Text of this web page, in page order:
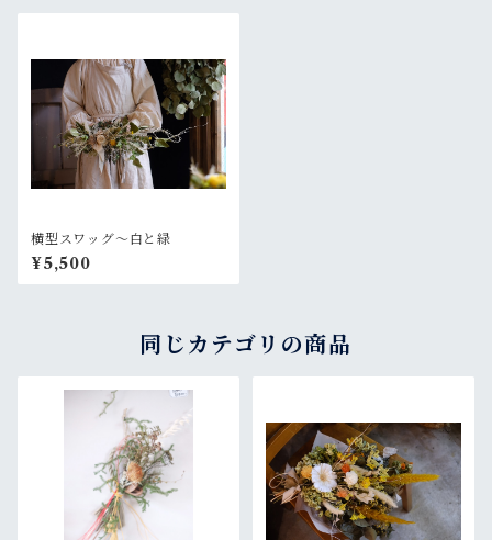
横型スワッグ〜白と緑
¥5,500
同じカテゴリの商品